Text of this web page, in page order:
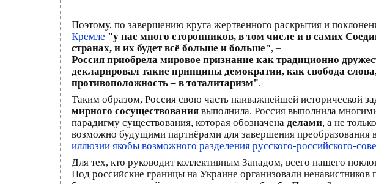
Поэтому, по завершению круга жертвенного раскрытия и
Кремле "у нас много сторонников, в том числе и в самих
странах, и их будет всё больше и больше", –
Россия приобрела мировое признание как традиционно
декларировал такие принципы демократии, как свобода
противоположность – в тоталитаризм".
Таким образом, Россия свою часть наиважнейшей исторической
мирного сосуществования выполнила. Россия выполнила
парадигму существования, которая обозначена делами, а не
возможно будущими партнёрами для завершения
иллюзии якобы возможного разделения русского-российского-
Для тех, кто руководит коллективным Западом, всего нашего
Под российские границы на Украине организовали